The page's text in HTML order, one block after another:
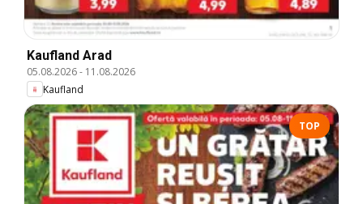
Kaufland Arad
05.08.2026- 11.08.2026
Kaufland
TOP